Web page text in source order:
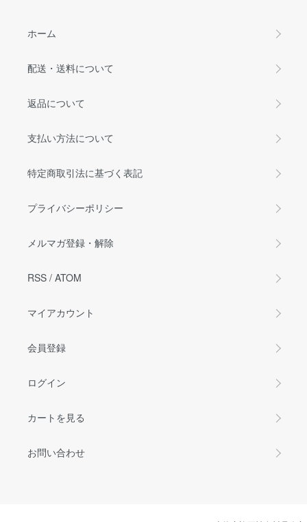
ホーム
配送・送料について
返品について
支払い方法について
特定商取引法に基づく表記
プライバシーポリシー
メルマガ登録・解除
RSS / ATOM
マイアカウント
会員登録
ログイン
カートを見る
お問い合わせ